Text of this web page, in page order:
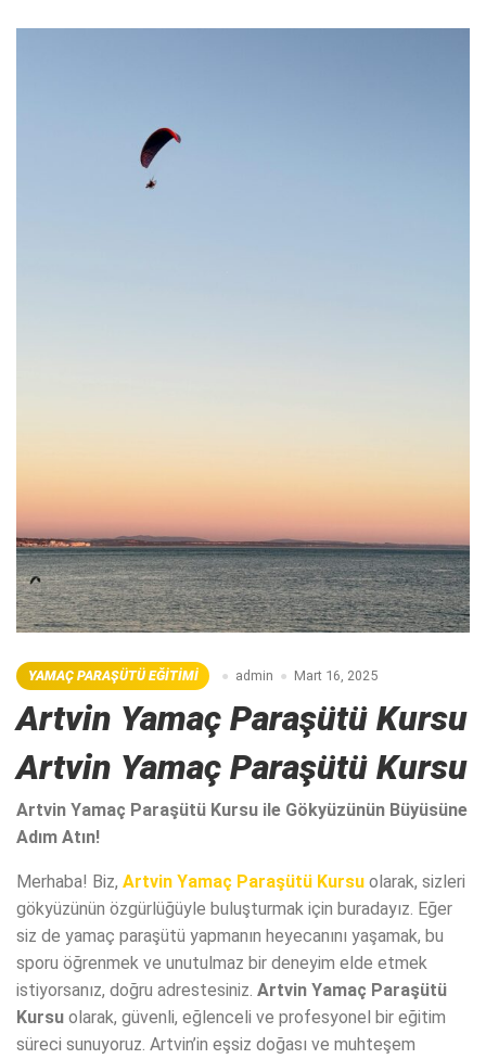
YAMAÇ PARAŞÜTÜ EĞITIMI admin Mart 16, 2025
Artvin Yamaç Paraşütü Kursu
Artvin Yamaç Paraşütü Kursu
Artvin Yamaç Paraşütü Kursu ile Gökyüzünün Büyüsüne
Adım Atın!
Merhaba! Biz, Artvin Yamaç Paraşütü Kursu olarak, sizleri
gökyüzünün özgürlüğüyle buluşturmak için buradayız. Eğer
siz de yamaç paraşütü yapmanın heyecanını yaşamak, bu
sporu öğrenmek ve unutulmaz bir deneyim elde etmek
istiyorsanız, doğru adrestesiniz. Artvin Yamaç Paraşütü
Kursu olarak, güvenli, eğlenceli ve profesyonel bir eğitim
süreci sunuyoruz. Artvin’in eşsiz doğası ve muhteşem